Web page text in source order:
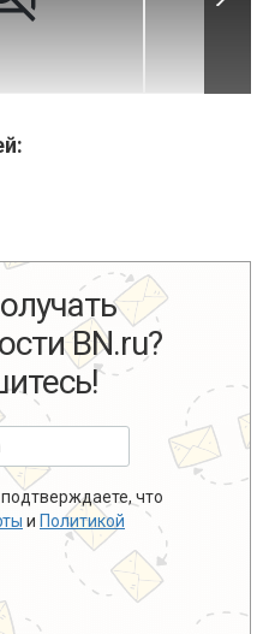
BN.ru?
что
и Политикой